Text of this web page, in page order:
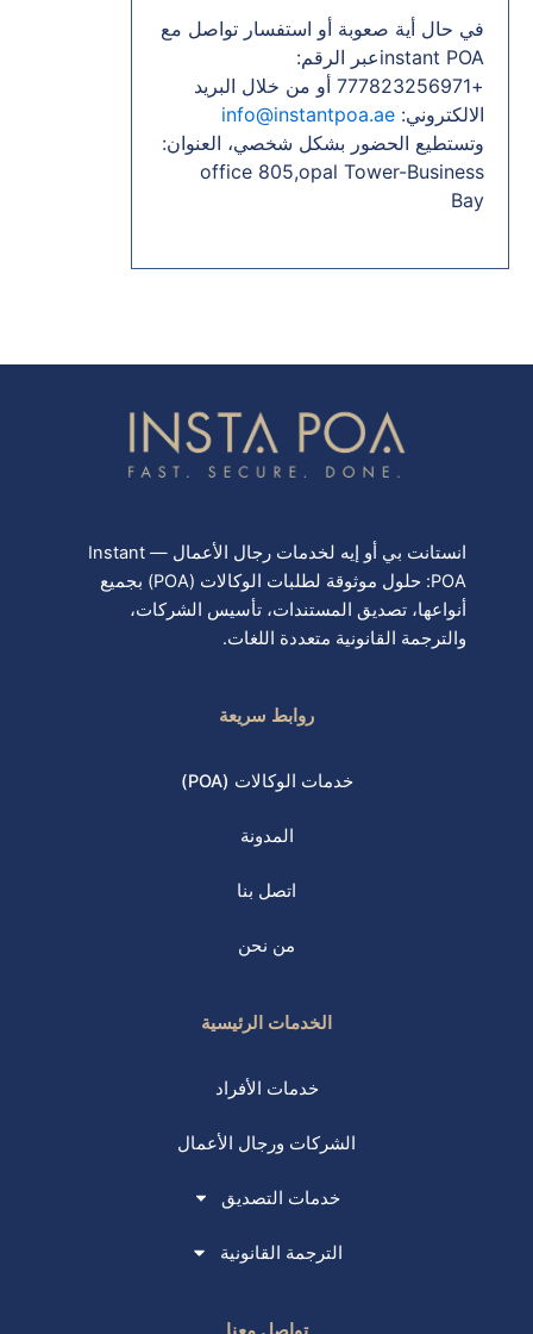
في حال أية صعوبة أو استفسار تواصل مع
instant POAعبر الرقم:
+777823256971 أو من خلال البريد
الالكتروني: info@instantpoa.ae
وتستطيع الحضور بشكل شخصي، العنوان:
office 805,opal Tower-Business
Bay
انستانت بي أو إيه لخدمات رجال الأعمال — Instant
POA: حلول موثوقة لطلبات الوكالات (POA) بجميع
أنواعها، تصديق المستندات، تأسيس الشركات،
والترجمة القانونية متعددة اللغات.
روابط سريعة
خدمات الوكالات (POA)
المدونة
اتصل بنا
من نحن
الخدمات الرئيسية
خدمات الأفراد
الشركات ورجال الأعمال
خدمات التصديق
الترجمة القانونية